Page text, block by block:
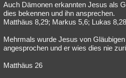
Auch Dämonen erkannten Jesus als
dies bekennen und ihn ansprechen.
Matthäus 8,29; Markus 5,6; Lukas 8,28
Mehrmals wurde Jesus von
angesprochen und er wies dies nie
Matthäus 26